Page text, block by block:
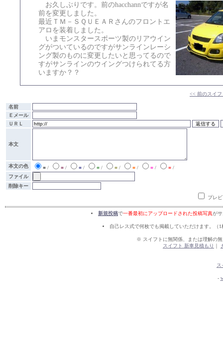
お久しぶりです。前のhacchannですが名
前を変更しました。
最近ＴＭ－ＳＱＵＥＡＲさんのフロントエ
アロを装着しました。
いまモンスタースポーツ製のリアウイン
グがついているのですがサンラインレーシ
ング製のものに変更したいと思ってるので
すがサンラインのウイングつけられてる方
いますか？？
<< 前のスイフ
名前
Ｅメール
ＵＲＬ
本文
本文の色 ■ / ■ / ■ / ■ / ■ / ■ / ■ / ■ /
ファイル
削除キー
プレ
新規投稿で一番最初にアップロードされた投稿写真が
自己レス式で何枚でも掲載していただけます。（
※ スイフトに無関係、または理解の
スイフト 新車見積もり ｜
ス
-